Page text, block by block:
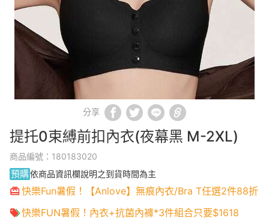
分享
提托0束縛前扣內衣(夜幕黑 M-2XL)
商品編號：180183020
預購依商品資訊欄說明之到貨時間為主
快樂Fun暑假！【Anlove】無痕內衣/Bra T任選2件88折
快樂FUN暑假！內衣+抗菌內褲*3件組合只要$1618